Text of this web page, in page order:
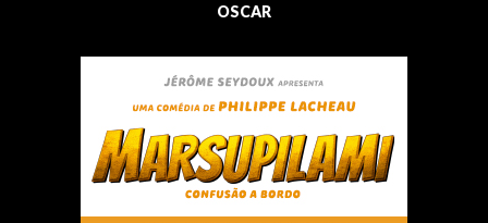
OSCAR